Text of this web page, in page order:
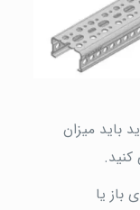
باید میزان
باز یا